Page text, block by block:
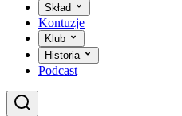
Skład
Kontuzje
Klub
Historia
Podcast